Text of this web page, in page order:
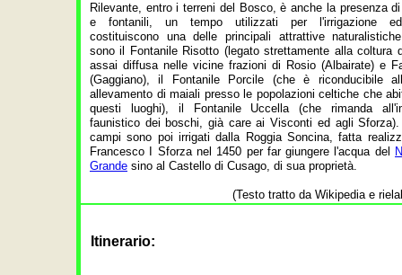
Rilevante, entro i terreni del Bosco, è anche la presenza
e fontanili, un tempo utilizzati per l'irrigazione
costituiscono una delle principali attrattive
sono il Fontanile Risotto (legato strettamente alla coltura
assai diffusa nelle vicine frazioni di Rosio (Albairate) e
(Gaggiano), il Fontanile Porcile (che è riconducibile
allevamento di maiali presso le popolazioni celtiche che
questi luoghi), il Fontanile Uccella (che rimanda
faunistico dei boschi, già care ai Visconti ed agli Sforza).
campi sono poi irrigati dalla Roggia Soncina, fatta
Francesco I Sforzanel 1450 per far giungere l'acqua del
Grande sino al Castello di Cusago, di sua proprietà.
(Testo tratto da Wikipedia e
Itinerario: